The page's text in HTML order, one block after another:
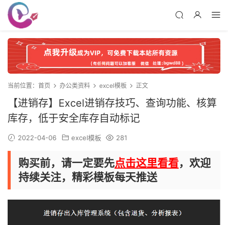
当前位置： 首页 办公类资料 excel模板 正文
【进销存】Excel进销存技巧、查询功能、核算
库存，低于安全库存自动标记
2022-04-06 excel模板 281
购买前，请一定要先点击这里看看，欢迎
持续关注，精彩模板每天推送